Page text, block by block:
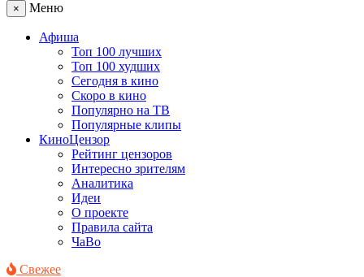
× Меню
Афиша
Топ 100 лучших
Топ 100 худших
Сегодня в кино
Скоро в кино
Популярно на ТВ
Популярные клипы
КиноЦензор
Рейтинг цензоров
Интересно зрителям
Аналитика
Идеи
О проекте
Правила сайта
ЧаВо
Свежее